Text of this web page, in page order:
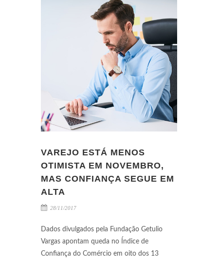
VAREJO ESTÁ MENOS
OTIMISTA EM NOVEMBRO,
MAS CONFIANÇA SEGUE EM
ALTA
28/11/2017
Dados divulgados pela Fundação Getulio
Vargas apontam queda no Índice de
Confiança do Comércio em oito dos 13